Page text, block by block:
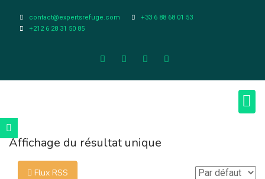
contact@expertsrefuge.com
+33 6 88 68 01 53
+212 6 28 31 50 85
Affichage du résultat unique
Flux RSS